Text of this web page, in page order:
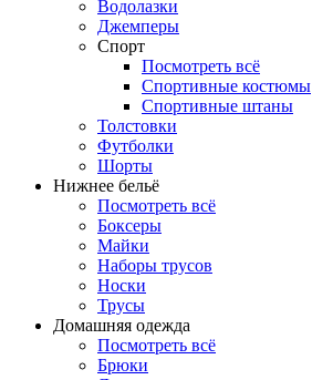
Водолазки
Джемперы
Спорт
Посмотреть всё
Спортивные костюмы
Спортивные штаны
Толстовки
Футболки
Шорты
Нижнее бельё
Посмотреть всё
Боксеры
Майки
Наборы трусов
Носки
Трусы
Домашняя одежда
Посмотреть всё
Брюки